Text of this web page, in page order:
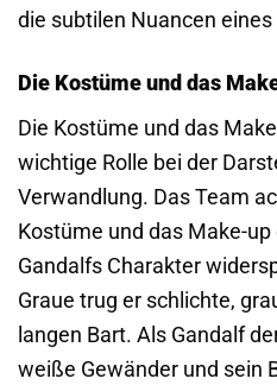
die subtilen Nuancen
Die Kostüme und das
Die Kostüme und das
wichtige Rolle bei der
Verwandlung. Das Team
Kostüme und das Make-
Gandalfs Charakter
Graue trug er schlichte,
langen Bart. Als Gandalf
weiße Gewänder und sein